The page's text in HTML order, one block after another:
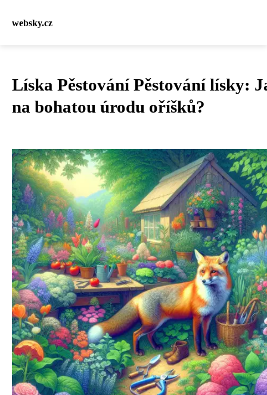
websky.cz
Líska Pěstování Pěstování lísky:
na bohatou úrodu oříšků?